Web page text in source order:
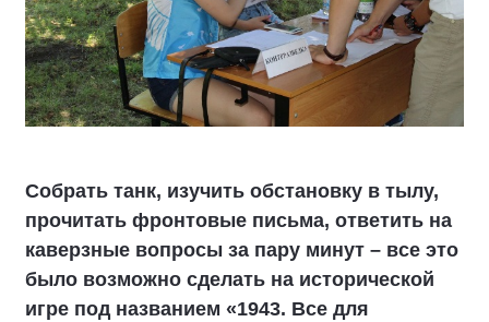
Собрать танк, изучить обстановку в тылу,
прочитать фронтовые письма, ответить на
каверзные вопросы за пару минут – все это
было возможно сделать на исторической
игре под названием «1943. Все для